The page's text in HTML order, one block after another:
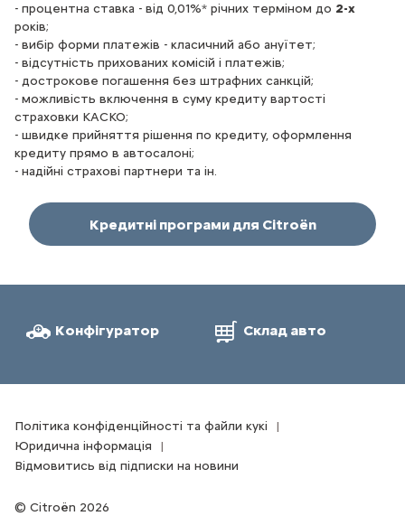
- процентна ставка - від 0,01%* річних терміном до 2-х
років;
- вибір форми платежів - класичний або ануїтет;
- відсутність прихованих комісій і платежів;
- дострокове погашення без штрафних санкцій;
- можливість включення в суму кредиту вартості
страховки КАСКО;
- швидке прийняття рішення по кредиту, оформлення
кредиту прямо в автосалоні;
- надійні страхові партнери та ін.
Кредитні програми для Citroёn
Конфігуратор Склад авто
Citroën 2026
Політика конфіденційності та файли кукі
Юридична інформація
Відмовитись від підписки на новини